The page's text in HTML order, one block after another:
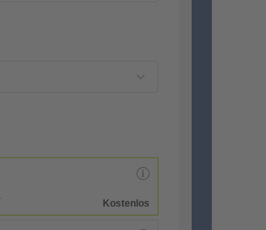
Kostenlos